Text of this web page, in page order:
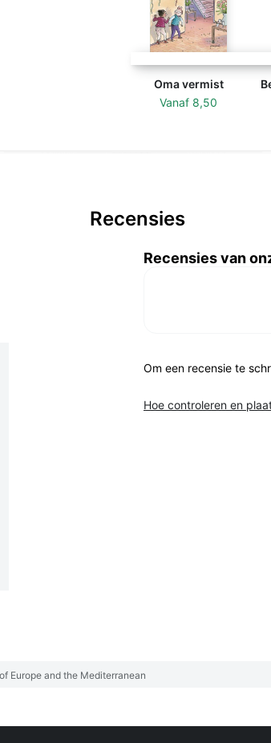
Oma vermist
Vanaf 8,50
Recensies
Recensies van
Om een recensie te
Hoe controleren en
Europe and the Mediterranean